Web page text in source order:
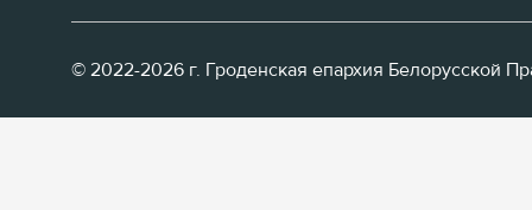
© 2022-2026 г. Гроденская епархия Белорусской